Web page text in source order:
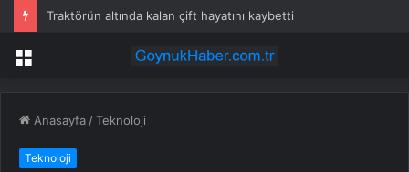
Traktörün altında kalan çift hayatını kaybetti
Menü
Anasayfa /Teknoloji
Teknoloji